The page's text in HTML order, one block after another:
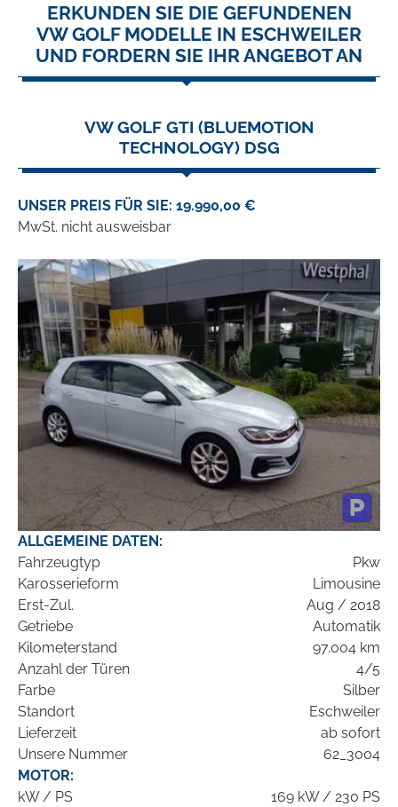
ERKUNDEN SIE DIE GEFUNDENEN
VW GOLF MODELLE IN ESCHWEILER
UND FORDERN SIE IHR ANGEBOT AN
VW GOLF GTI (BLUEMOTION
TECHNOLOGY) DSG
UNSER PREIS FÜR SIE: 19.990,00 €
MwSt. nicht ausweisbar
ALLGEMEINE DATEN:
Fahrzeugtyp
Pkw
Karosserieform
Limousine
Erst-Zul.
Aug / 2018
Getriebe
Automatik
Kilometerstand
97.004 km
Anzahl der Türen
4/5
Farbe
Silber
Standort
Eschweiler
Lieferzeit
ab sofort
Unsere Nummer
62_3004
MOTOR:
kW / PS
169 kW / 230 PS